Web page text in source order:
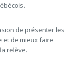
.
de présenter les
et de mieux faire
relève.